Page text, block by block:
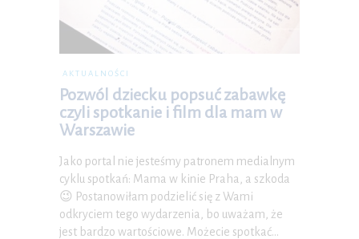
AKTUALNOŚCI
Pozwól dziecku popsuć zabawkę
czyli spotkanie i film dla mam w
Warszawie
Jako portal nie jesteśmy patronem medialnym
cyklu spotkań: Mama w kinie Praha, a szkoda
😉 Postanowiłam podzielić się z Wami
odkryciem tego wydarzenia, bo uważam, że
jest bardzo wartościowe. Możecie spotkać…